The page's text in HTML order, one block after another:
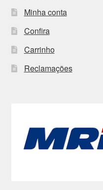
Minha conta
Confira
Carrinho
Reclamações